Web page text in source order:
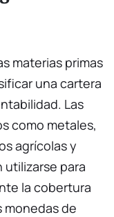
materias primas
una cartera
Las
como metales,
agrícolas y
utilizarse para
la cobertura
monedas de